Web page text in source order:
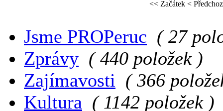
<< Začátek <
Jsme PROPeruc ( 27
Zprávy ( 440 položek )
Zajímavosti ( 366
Kultura ( 1142 položek )